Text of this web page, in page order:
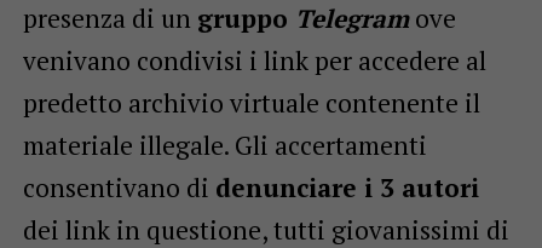
presenza di un gruppo Telegramove
venivano condivisi i link per accedere al
predetto archivio virtuale contenente il
materiale illegale. Gli accertamenti
consentivano di denunciare i 3 autori
dei link in questione, tutti giovanissimi di